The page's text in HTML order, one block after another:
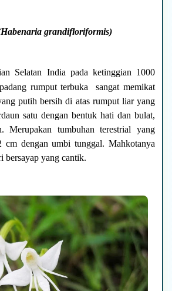
grandifloriformis)
Selatan India pada ketinggian 1000
rumput terbuka sangat memikat
putih bersih di atas rumput liar yang
satu dengan bentuk hati dan bulat,
Merupakan tumbuhan terestrial yang
cm dengan umbi tunggal. Mahkotanya
bersayap yang cantik.